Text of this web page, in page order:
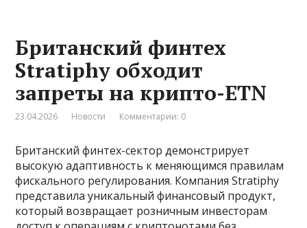
Британский финтех
Stratiphy обходит
запреты на крипто-ETN
23.04.2026 Новости Комментарии: 0
Британский финтех-сектор демонстрирует
высокую адаптивность к меняющимся правилам
фискального регулирования. Компания Stratiphy
представила уникальный финансовый продукт,
который возвращает розничным инвесторам